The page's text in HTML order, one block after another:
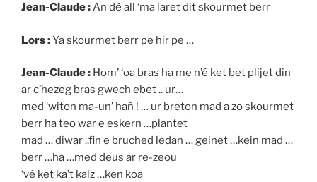
Jean-Claude :An dé all ‘ma laret dit skourmet berr
Lors :Ya skourmet berr pe hir pe …
Jean-Claude : Hom’ ‘oa bras ha me n’é ket bet plijet din
ar c’hezeg bras gwech ebet .. ur…
med ‘witon ma-un’ hañ ! … ur breton mad a zo skourmet
berr ha teo war e eskern …plantet
mad … diwar ..fin e bruched ledan … geinet …kein mad …
berr …ha …med deus ar re-zeou
‘vé ket ka’t kalz …ken koa